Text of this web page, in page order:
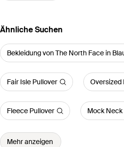
Ähnliche Suchen
Bekleidung von The North Face in
Fair Isle Pullover Oversized
Fleece Pullover Mock Neck
Mehr anzeigen